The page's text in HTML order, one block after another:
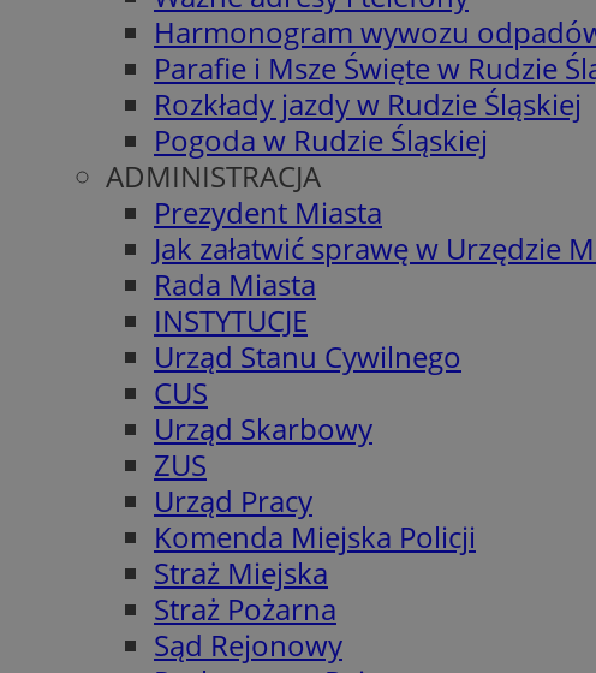
Harmonogram wywozu
Parafie i Msze Święte w Rudzie
Rozkłady jazdy w Rudzie Śląskiej
Pogoda w Rudzie Śląskiej
ADMINISTRACJA
Prezydent Miasta
Jak załatwić sprawę w Urzędzie
Rada Miasta
INSTYTUCJE
Urząd Stanu Cywilnego
CUS
Urząd Skarbowy
ZUS
Urząd Pracy
Komenda Miejska Policji
Straż Miejska
Straż Pożarna
Sąd Rejonowy